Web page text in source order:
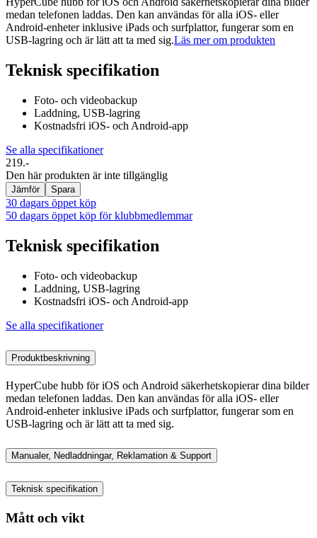
medan telefonen laddas. Den kan användas för alla iOS- eller
Android-enheter inklusive iPads och surfplattor, fungerar som en
USB-lagring och är lätt att ta med sig.Läs mer om produkten
Teknisk specifikation
Foto- och videobackup
Laddning, USB-lagring
Kostnadsfri iOS- och Android-app
Se alla specifikationer
219.-
Den här produkten är inte tillgänglig
Jämför Spara
30 dagars öppet köp
50 dagars öppet köp för klubbmedlemmar
Teknisk specifikation
Foto- och videobackup
Laddning, USB-lagring
Kostnadsfri iOS- och Android-app
Se alla specifikationer
Produktbeskrivning
HyperCube hubb för iOS och Android säkerhetskopierar dina bilder
medan telefonen laddas. Den kan användas för alla iOS- eller
Android-enheter inklusive iPads och surfplattor, fungerar som en
USB-lagring och är lätt att ta med sig.
Manualer, Nedladdningar, Reklamation & Support
Teknisk specifikation
Mått och vikt